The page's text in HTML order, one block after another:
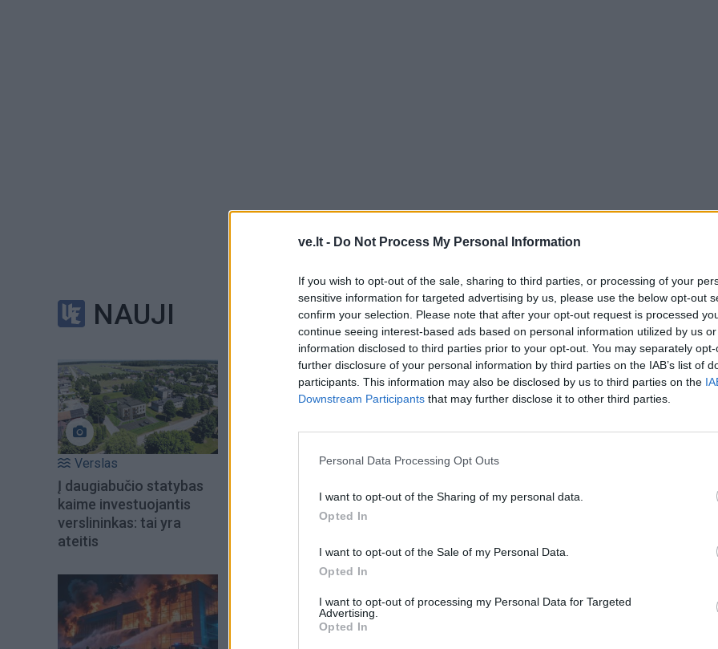
ve.lt - Do Not Process My Personal Information
If you wish to opt-out of the sale, sharing to third parties, or processing of your
sensitive information for targeted advertising by us, please use the below opt-out
confirm your selection. Please note that after your opt-out request is processed
continue seeing interest-based ads based on personal information utilized by us
information disclosed to third parties prior to your opt-out. You may separately
further disclosure of your personal information by third parties on the IAB’s list of
participants. This information may also be disclosed by us to third parties on the
Downstream Participants that may further disclose it to other third parties.
Personal Data Processing Opt Outs
I want to opt-out of the Sharing of my personal data.
Opted In
I want to opt-out of the Sale of my Personal Data.
Opted In
I want to opt-out of processing my Personal Data for Targeted
Advertising.
Opted In
NAUJI
Verslas
Į daugiabučio statybas
kaime investuojantis
verslininkas: tai yra
ateitis
Teisinė bazė stipri
Kretingos rajono savivaldybės tarpinstitucinio bendradarbiavimo
Linos Bruzdeilynienės teigimu, kadangi konferencija buvo transliuojama ir
nuotoliniu būdu, ją stebėti pravartu buvo ir visoms Kretingos rajono
kurios dirba su vaikais.
Kaip sakė Valstybės vaiko teisių apsaugos ir įvaikinimo tarnybos direktorė
Skuodienė, renginio iniciatyva kilo iš pačios visuomenės – tarnyba sulaukia
klausimų, žmonės teiraujasi, ar tėvai nepažeidžia vaiko interesų, įkeldami jo
paviešinti filmukai sulaukia tūkstančių pasidalijimų, ir nežinia, kur ta